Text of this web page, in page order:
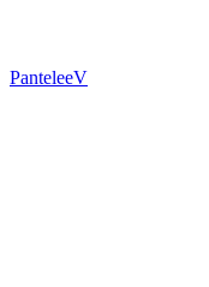
PanteleeV